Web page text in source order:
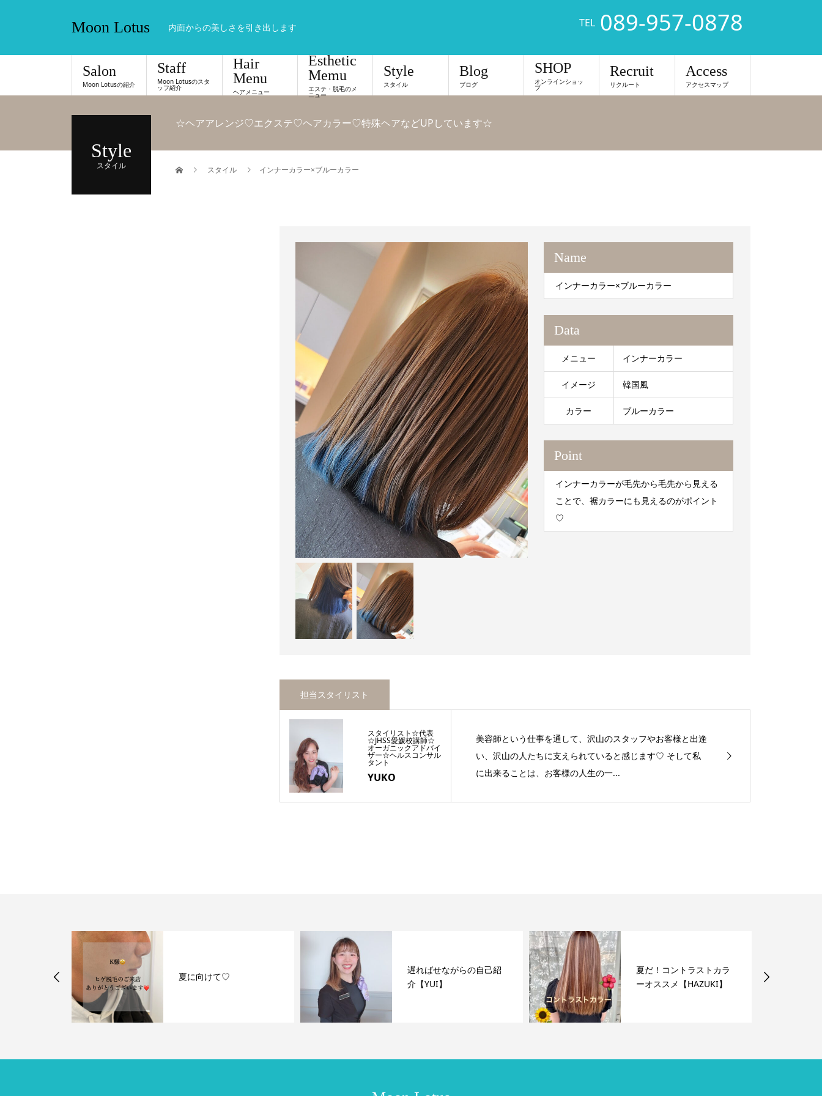
Moon Lotus 内面からの美しさを引き出します TEL 089-957-0878
Salon
Moon Lotusの紹介
Staff
Moon Lotusのスタ
ッフ紹介
Hair
Menu
ヘアメニュー
Esthetic
Memu
エステ・脱毛のメ
ニュー
Style
スタイル
Blog
ブログ
SHOP
オンラインショッ
プ
Recruit
リクルート
Access
アクセスマップ
Style
スタイル
☆ヘアアレンジ♡エクステ♡ヘアカラー♡特殊ヘアなどUPしています☆
スタイル インナーカラー×ブルーカラー
Name
インナーカラー×ブルーカラー
Data
メニュー インナーカラー
イメージ 韓国風
カラー ブルーカラー
Point
インナーカラーが毛先から毛先から見える
ことで、裾カラーにも見えるのがポイント
♡
担当スタイリスト
スタイリスト☆代表
☆JHSS愛媛校講師☆
オーガニックアドバイ
ザー☆ヘルスコンサル
タント
YUKO
美容師という仕事を通して、沢山のスタッフやお客様と出逢
い、沢山の人たちに支えられていると感じます♡ そして私
に出来ることは、お客様の人生の一...
夏に向けて♡
遅ればせながらの自己紹
介【YUI】
夏だ！コントラストカラ
ーオススメ【HAZUKI】